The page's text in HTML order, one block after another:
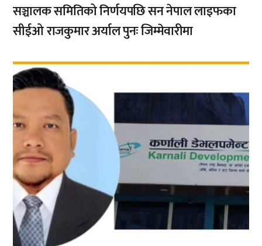
सञ्चालक समितिको निर्णयपछि सन नेपाल लाइफका
सीईओ राजकुमार अर्याल पुनः जिम्मेवारीमा
,